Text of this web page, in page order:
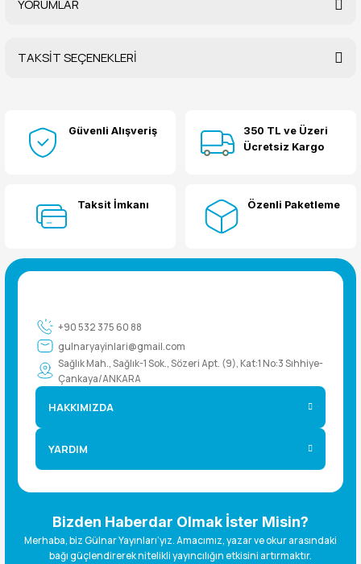
YORUMLAR
Yorum Yaz
TAKSİT SEÇENEKLERİ
Güvenli Alışveriş
350 TL ve Üzeri
Ücretsiz Kargo
Taksit İmkanı Özenli Paketleme
+90 532 375 60 88
gulnaryayinlari@gmail.com
Sağlık Mah., Sağlık-1 Sok., Sözeri Apt. (9), Kat:1 No:3 Sıhhiye-
Çankaya/ANKARA
HAKKIMIZDA
YARDIM
Bizden Haberdar Olmak İster Misin?
Merhaba, biz Gülnar Yayınları’yız. Amacımız, yazar ve okur arasındaki
bağı güçlendirerek nitelikli yayıncılığın etkisini artırmaktır.